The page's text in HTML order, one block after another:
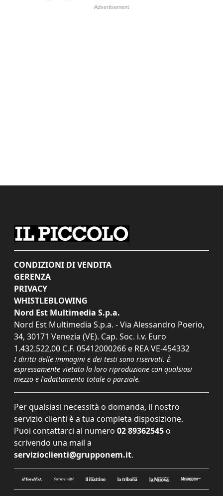
CONDIZIONI DI VENDITA
GERENZA
PRIVACY
WHISTLEBLOWING
Nord Est Multimedia S.p.a.
Nord Est Multimedia S.p.a. - Via Alessandro Poerio,
34, 30171 Venezia (VE). Cap. Soc. i.v. Euro
1.432.522,00 C.F. 05412000266 e REA VE-454332
I diritti delle immagini e dei testi sono riservati. È
espressamente vietata la loro riproduzione con qualsiasi
mezzo e l'adattamento totale o parziale.
Per qualsiasi necessità o domanda, il nostro
servizio clienti è a tua completa disposizione.
Puoi contattarci al numero 02 89362545 o
scrivendo una mail a
servizioclienti@grupponem.it.